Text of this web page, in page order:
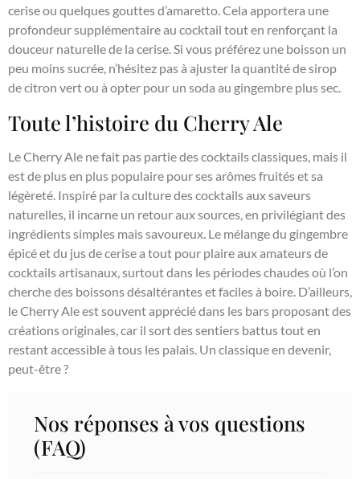
cerise ou quelques gouttes d’amaretto. Cela apportera une
profondeur supplémentaire au cocktail tout en renforçant la
douceur naturelle de la cerise. Si vous préférez une boisson un
peu moins sucrée, n’hésitez pas à ajuster la quantité de sirop
de citron vert ou à opter pour un soda au gingembre plus sec.
Toute l’histoire du Cherry Ale
Le Cherry Ale ne fait pas partie des cocktails classiques, mais il
est de plus en plus populaire pour ses arômes fruités et sa
légèreté. Inspiré par la culture des cocktails aux saveurs
naturelles, il incarne un retour aux sources, en privilégiant des
ingrédients simples mais savoureux. Le mélange du gingembre
épicé et du jus de cerise a tout pour plaire aux amateurs de
cocktails artisanaux, surtout dans les périodes chaudes où l’on
cherche des boissons désaltérantes et faciles à boire. D’ailleurs,
le Cherry Ale est souvent apprécié dans les bars proposant des
créations originales, car il sort des sentiers battus tout en
restant accessible à tous les palais. Un classique en devenir,
peut-être ?
Nos réponses à vos questions
(FAQ)